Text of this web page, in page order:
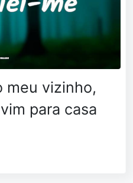
meu vizinho,
para casa